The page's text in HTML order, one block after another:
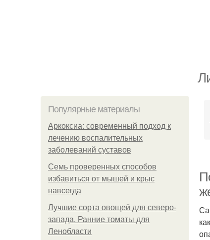
Популярные материалы
Аркоксиа: современный подход к
лечению воспалительных
заболеваний суставов
Семь проверенных способов
избавиться от мышей и крыс
навсегда
Лучшие сорта овощей для северо-
запада. Ранние томаты для
Ленобласти